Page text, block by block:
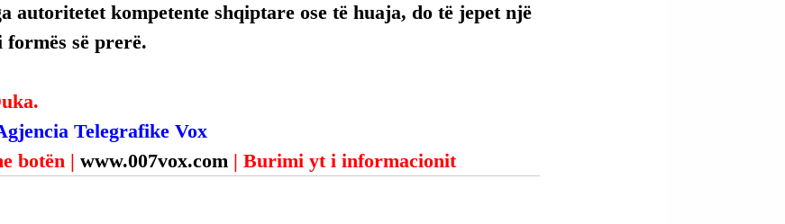
autoritetet kompetente shqiptare ose të huaja, do të jepet një
së prerë.
Telegrafike Vox
botën | www.007vox.com | Burimi yt i informacionit